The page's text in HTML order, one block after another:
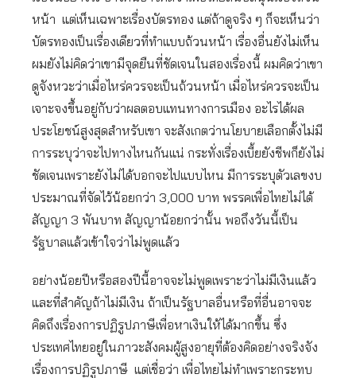
หน้า แต่เห็นเฉพาะเรื่องบัตรทอง แต่ถ้าดูจริง ๆ ก็จะเห็นว่า
บัตรทองเป็นเรื่องเดียวที่ทำแบบถ้วนหน้า เรื่องอื่นยังไม่เห็น
ผมยังไม่คิดว่าเขามีจุดยืนที่ชัดเจนในสองเรื่องนี้ ผมคิดว่าเขา
ดูจังหวะว่าเมื่อไหร่ควรจะเป็นถ้วนหน้า เมื่อไหร่ควรจะเป็น
เจาะจงขึ้นอยู่กับว่าผลตอบแทนทางการเมือง อะไรได้ผล
ประโยชน์สูงสุดสำหรับเขา จะสังเกตว่านโยบายเลือกตั้งไม่มี
การระบุว่าจะไปทางไหนกันแน่ กระทั่งเรื่องเบี้ยยังชีพก็ยังไม่
ชัดเจนเพราะยังไม่ได้บอกจะไปแบบไหน มีการระบุตัวเลขงบ
ประมาณที่จัดไว้น้อยกว่า 3,000 บาท พรรคเพื่อไทยไม่ได้
สัญญา 3 พันบาท สัญญาน้อยกว่านั้น พอถึงวันนี้เป็น
รัฐบาลแล้วเข้าใจว่าไม่พูดแล้ว
อย่างน้อยปีหรือสองปีนี้อาจจะไม่พูดเพราะว่าไม่มีเงินแล้ว
และที่สำคัญถ้าไม่มีเงิน ถ้าเป็นรัฐบาลอื่นหรือที่อื่นอาจจะ
คิดถึงเรื่องการปฏิรูปภาษีเพื่อหาเงินให้ได้มากขึ้น ซึ่ง
ประเทศไทยอยู่ในภาวะสังคมผู้สูงอายุที่ต้องคิดอย่างจริงจัง
เรื่องการปฏิรูปภาษี แต่เชื่อว่า เพื่อไทยไม่ทำเพราะกระทบ